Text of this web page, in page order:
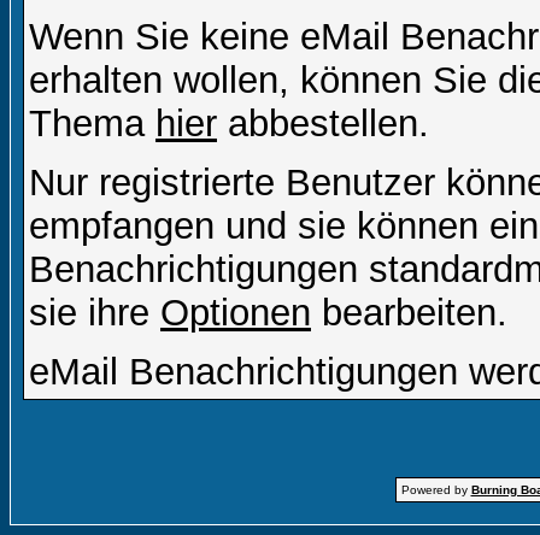
Wenn Sie keine eMail
erhalten wollen, können Sie
Thema hier abbestellen.
Nur registrierte Benutzer
empfangen und sie können
Benachrichtigungen
sie ihre Optionen bearbeiten.
eMail Benachrichtigungen
Powered by Burning